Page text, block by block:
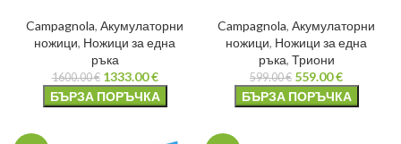
Campagnola, Акумулаторни
ножици, Ножици за една
ръка
1600.00€ 1333.00€
БЪРЗА ПОРЪЧКА
Campagnola, Акумулаторни
ножици, Ножици за една
ръка, Триони
599.00€ 559.00€
БЪРЗА ПОРЪЧКА